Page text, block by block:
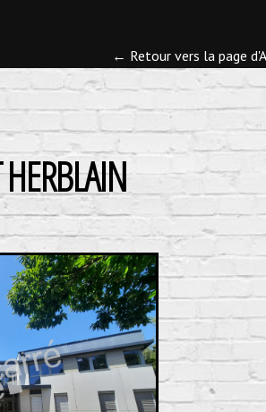
← Retour vers la page